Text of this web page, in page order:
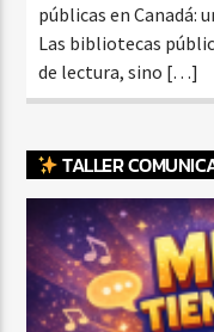
públicas en Canadá:
Las bibliotecas
de lectura, sino […]
TALLER